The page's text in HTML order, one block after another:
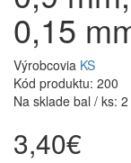
0,15
Výrobcovia KS
Kód produktu: 200
Na sklade bal / ks: 2
3,40€